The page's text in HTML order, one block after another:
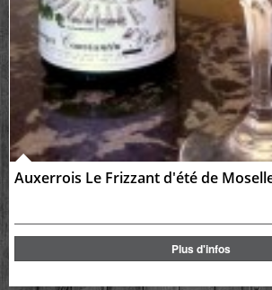
Auxerrois Le Frizzant d'été de
Plus d'infos